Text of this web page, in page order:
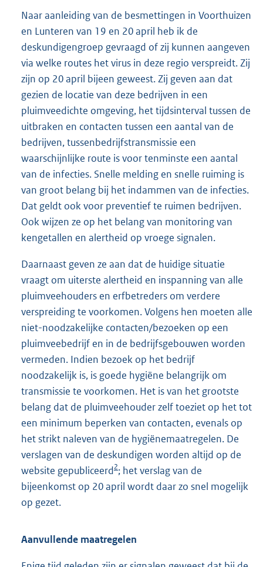
Naar aanleiding van de besmettingen in Voorthuizen
en Lunteren van 19 en 20 april heb ik de
deskundigengroep gevraagd of zij kunnen aangeven
via welke routes het virus in deze regio verspreidt. Zij
zijn op 20 april bijeen geweest. Zij geven aan dat
gezien de locatie van deze bedrijven in een
pluimveedichte omgeving, het tijdsinterval tussen de
uitbraken en contacten tussen een aantal van de
bedrijven, tussenbedrijfstransmissie een
waarschijnlijke route is voor tenminste een aantal
van de infecties. Snelle melding en snelle ruiming is
van groot belang bij het indammen van de infecties.
Dat geldt ook voor preventief te ruimen bedrijven.
Ook wijzen ze op het belang van monitoring van
kengetallen en alertheid op vroege signalen.
Daarnaast geven ze aan dat de huidige situatie
vraagt om uiterste alertheid en inspanning van alle
pluimveehouders en erfbetreders om verdere
verspreiding te voorkomen. Volgens hen moeten alle
niet-noodzakelijke contacten/bezoeken op een
pluimveebedrijf en in de bedrijfsgebouwen worden
vermeden. Indien bezoek op het bedrijf
noodzakelijk is, is goede hygiëne belangrijk om
transmissie te voorkomen. Het is van het grootste
belang dat de pluimveehouder zelf toeziet op het tot
een minimum beperken van contacten, evenals op
het strikt naleven van de hygiënemaatregelen. De
verslagen van de deskundigen worden altijd op de
website gepubliceerd2; het verslag van de
bijeenkomst op 20 april wordt daar zo snel mogelijk
op gezet.
Aanvullende maatregelen